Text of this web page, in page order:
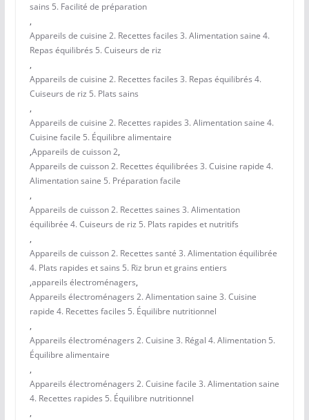
sains 5. Facilité de préparation
,
Appareils de cuisine 2. Recettes faciles 3. Alimentation saine 4.
Repas équilibrés 5. Cuiseurs de riz
,
Appareils de cuisine 2. Recettes faciles 3. Repas équilibrés 4.
Cuiseurs de riz 5. Plats sains
,
Appareils de cuisine 2. Recettes rapides 3. Alimentation saine 4.
Cuisine facile 5. Équilibre alimentaire
,Appareils de cuisson 2,
Appareils de cuisson 2. Recettes équilibrées 3. Cuisine rapide 4.
Alimentation saine 5. Préparation facile
,
Appareils de cuisson 2. Recettes saines 3. Alimentation
équilibrée 4. Cuiseurs de riz 5. Plats rapides et nutritifs
,
Appareils de cuisson 2. Recettes santé 3. Alimentation équilibrée
4. Plats rapides et sains 5. Riz brun et grains entiers
,appareils électroménagers,
Appareils électroménagers 2. Alimentation saine 3. Cuisine
rapide 4. Recettes faciles 5. Équilibre nutritionnel
,
Appareils électroménagers 2. Cuisine 3. Régal 4. Alimentation 5.
Équilibre alimentaire
,
Appareils électroménagers 2. Cuisine facile 3. Alimentation saine
4. Recettes rapides 5. Équilibre nutritionnel
,